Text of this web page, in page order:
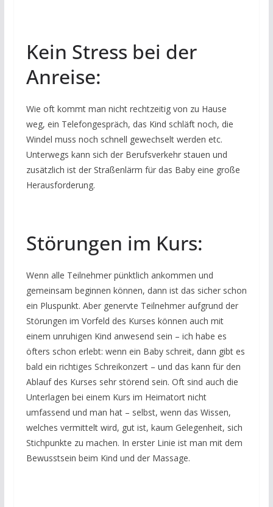
Kein Stress bei der
Anreise:
Wie oft kommt man nicht rechtzeitig von zu Hause
weg, ein Telefongespräch, das Kind schläft noch, die
Windel muss noch schnell gewechselt werden etc.
Unterwegs kann sich der Berufsverkehr stauen und
zusätzlich ist der Straßenlärm für das Baby eine große
Herausforderung.
Störungen im Kurs:
Wenn alle Teilnehmer pünktlich ankommen und
gemeinsam beginnen können, dann ist das sicher schon
ein Pluspunkt. Aber genervte Teilnehmer aufgrund der
Störungen im Vorfeld des Kurses können auch mit
einem unruhigen Kind anwesend sein – ich habe es
öfters schon erlebt: wenn ein Baby schreit, dann gibt es
bald ein richtiges Schreikonzert – und das kann für den
Ablauf des Kurses sehr störend sein. Oft sind auch die
Unterlagen bei einem Kurs im Heimatort nicht
umfassend und man hat – selbst, wenn das Wissen,
welches vermittelt wird, gut ist, kaum Gelegenheit, sich
Stichpunkte zu machen. In erster Linie ist man mit dem
Bewusstsein beim Kind und der Massage.